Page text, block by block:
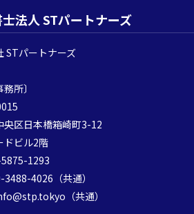
法人 STパートナーズ
STパートナーズ
務所〕
央区日本橋箱崎町3-12
ドビル2階
1293
3488-4026（共通）
（共通）